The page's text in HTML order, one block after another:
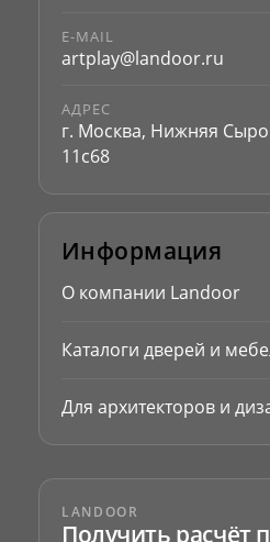
E-MAIL
artplay@landoor.ru
АДРЕС
г. Москва, Нижняя
11с68
Информация
О компании Landoor
Каталоги дверей и
Для архитекторов и
LANDOOR
Получить расчёт